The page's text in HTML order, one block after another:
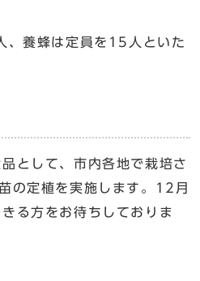
、養蜂は定員を15人といた
として、市内各地で栽培さ
の定植を実施します。12月
る方をお待ちしておりま